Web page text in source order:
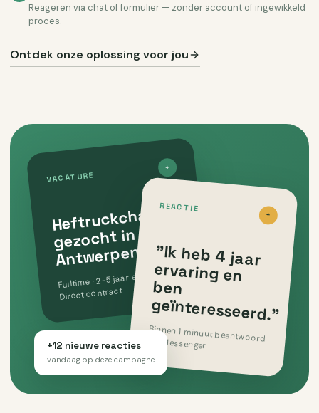
Reageren via chat of formulier — zonder account of ingewikkeld
proces.
Ontdek onze oplossing voor jou
VACATURE
+
Heftruckchauffeur
gezocht in
Antwerpen
Fulltime · 2-5 jaar ervaring ·
Direct contract
REACTIE
+
"Ik heb 4 jaar
ervaring en
ben
geïnteresseerd."
Binnen 1 minuut beantwoord
via Messenger
+12 nieuwe reacties
vandaag op deze campagne